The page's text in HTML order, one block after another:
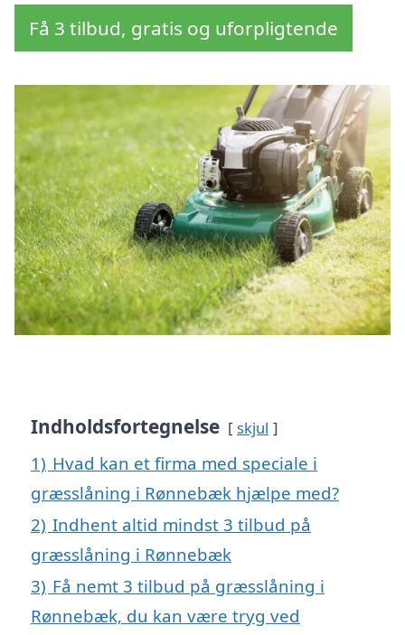
Få 3 tilbud, gratis og uforpligtende
Indholdsfortegnelse skjul
1) Hvad kan et firma med speciale i
græsslåning i Rønnebæk hjælpe med?
2) Indhent altid mindst 3 tilbud på
græsslåning i Rønnebæk
3) Få nemt 3 tilbud på græsslåning i
Rønnebæk, du kan være tryg ved